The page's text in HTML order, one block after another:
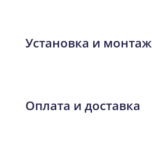
Установка и монтаж
Оплата и доставка